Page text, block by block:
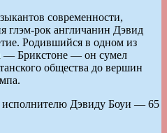
современности,
глэм-рок англичанин Дэвид
Родившийся в одном из
— Брикстоне — он сумел
общества до вершин